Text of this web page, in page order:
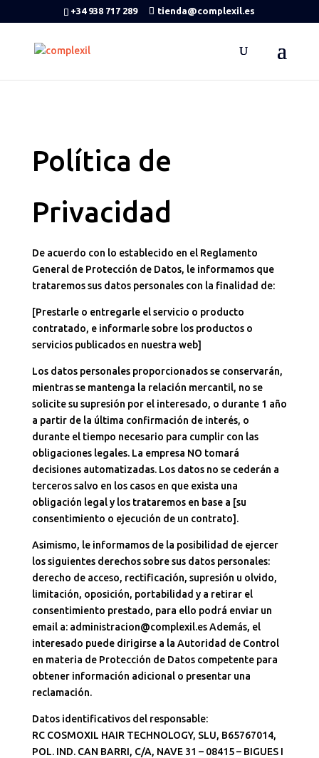
+34 938 717 289 tienda@complexil.es
Política de
Privacidad
De acuerdo con lo establecido en el Reglamento
General de Protección de Datos, le informamos que
trataremos sus datos personales con la finalidad de:
[Prestarle o entregarle el servicio o producto
contratado, e informarle sobre los productos o
servicios publicados en nuestra web]
Los datos personales proporcionados se conservarán,
mientras se mantenga la relación mercantil, no se
solicite su supresión por el interesado, o durante 1 año
a partir de la última confirmación de interés, o
durante el tiempo necesario para cumplir con las
obligaciones legales. La empresa NO tomará
decisiones automatizadas. Los datos no se cederán a
terceros salvo en los casos en que exista una
obligación legal y los trataremos en base a [su
consentimiento o ejecución de un contrato].
Asimismo, le informamos de la posibilidad de ejercer
los siguientes derechos sobre sus datos personales:
derecho de acceso, rectificación, supresión u olvido,
limitación, oposición, portabilidad y a retirar el
consentimiento prestado, para ello podrá enviar un
email a: administracion@complexil.es Además, el
interesado puede dirigirse a la Autoridad de Control
en materia de Protección de Datos competente para
obtener información adicional o presentar una
reclamación.
Datos identificativos del responsable:
RC COSMOXIL HAIR TECHNOLOGY, SLU, B65767014,
POL. IND. CAN BARRI, C/A, NAVE 31 – 08415 – BIGUES I